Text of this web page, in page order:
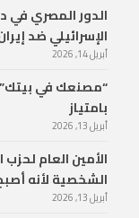
الدور المصري في
الإسرائيلي ضد
أبريل 14, 2026
“مصنعك في
بامتياز
أبريل 13, 2026
الأمين العام
الشخصية لأنه
أبريل 13, 2026